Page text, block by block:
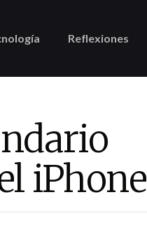
Reflexiones
iPhone